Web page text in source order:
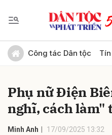
Công tác Dân tộc
Phụ nữ Điện
nghĩ, cách làm"
Minh Anh 17/09/2025 13:32
Gửi bình luận